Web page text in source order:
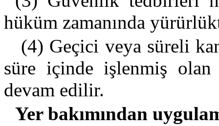
hüküm zamanında
(4) Geçici veya süreli
süre içinde işlenmiş olan
devam edilir.
Yer bakımından